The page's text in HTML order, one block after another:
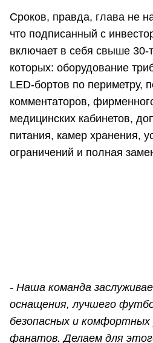
Сроков, правда, глава не
что подписанный с
включает в себя свыше 30-
которых: оборудование
LED-бортов по периметру,
комментаторов,
медицинских кабинетов,
питания, камер хранения,
ограничений и полная
- Наша команда
оснащения, лучшего
безопасных и комфортных
фанатов. Делаем для